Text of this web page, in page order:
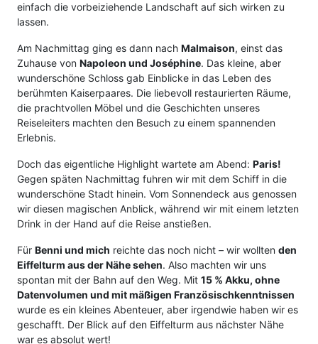
einfach die vorbeiziehende Landschaft auf sich wirken zu
lassen.
Am Nachmittag ging es dann nach Malmaison, einst das
Zuhause von Napoleon und Joséphine. Das kleine, aber
wunderschöne Schloss gab Einblicke in das Leben des
berühmten Kaiserpaares. Die liebevoll restaurierten Räume,
die prachtvollen Möbel und die Geschichten unseres
Reiseleiters machten den Besuch zu einem spannenden
Erlebnis.
Doch das eigentliche Highlight wartete am Abend: Paris!
Gegen späten Nachmittag fuhren wir mit dem Schiff in die
wunderschöne Stadt hinein. Vom Sonnendeck aus genossen
wir diesen magischen Anblick, während wir mit einem letzten
Drink in der Hand auf die Reise anstießen.
Für Benni und mich reichte das noch nicht – wir wollten den
Eiffelturm aus der Nähe sehen. Also machten wir uns
spontan mit der Bahn auf den Weg. Mit 15 % Akku, ohne
Datenvolumen und mit mäßigen Französischkenntnissen
wurde es ein kleines Abenteuer, aber irgendwie haben wir es
geschafft. Der Blick auf den Eiffelturm aus nächster Nähe
war es absolut wert!